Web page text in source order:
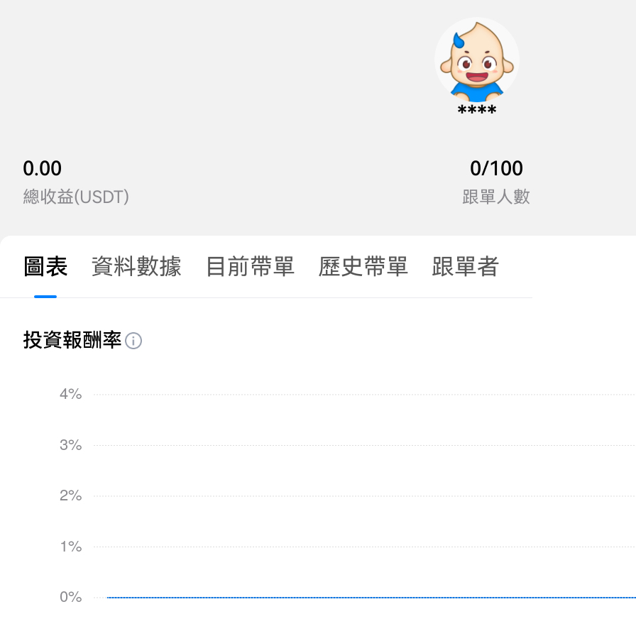
****
0.00
總收益(USDT)
0/100
跟單人數
圖表 資料數據 目前帶單 歷史帶單 跟單者
投資報酬率